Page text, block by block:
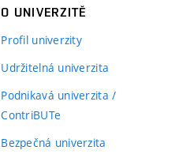
O UNIVERZITĚ
Profil univerzity
Udržitelná univerzita
Podnikavá univerzita /
ContriBUTe
Bezpečná univerzita